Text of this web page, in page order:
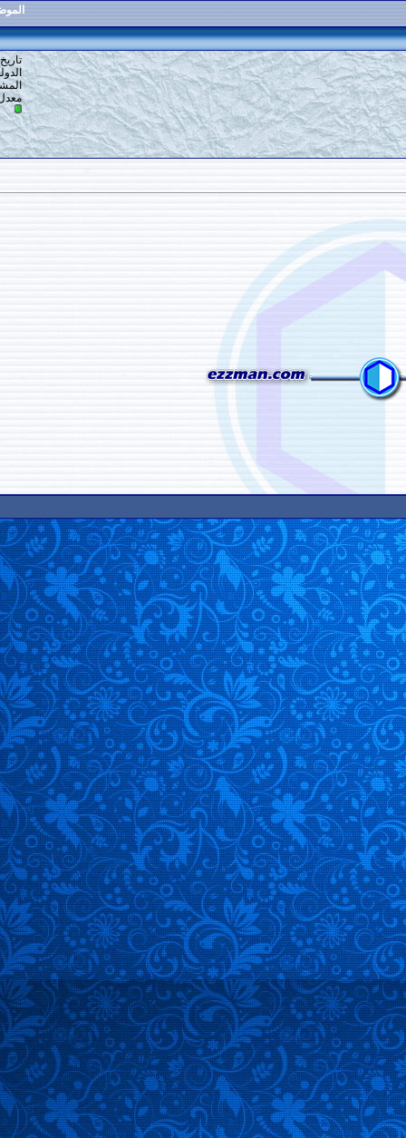
أدوات مطبخ خشبية
#
5
تاريخ التسجيل: 19-12-2013
الدولة: في دنيا
المشاركات: 483
معدل تقييم المستوى: 13